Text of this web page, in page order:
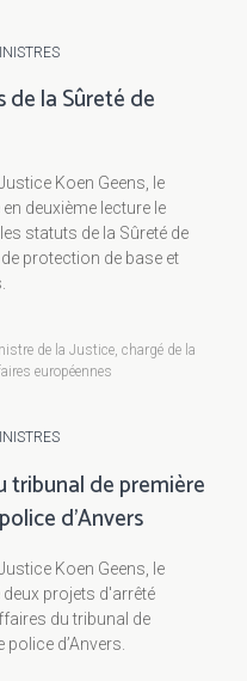
la Sûreté de
Koen Geens, le
deuxième lecture le
statuts de la Sûreté de
protection de base et
de la Justice, chargé de la
européennes
tribunal de première
d’Anvers
Koen Geens, le
projets d'arrêté
du tribunal de
d’Anvers.